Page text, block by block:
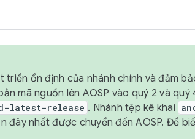
triển ổn định của nhánh chính và đảm
mã nguồn lên AOSP vào quý 2 và
latest-release . Nhánh tệp kê khai
đây nhất được chuyển đến AOSP. Để